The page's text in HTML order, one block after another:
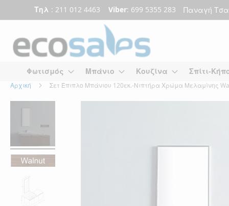
Τηλ : 211 012 4463 Viber: 699 5355 283 Παναγή
Μετάβαση
Φωτισμός
Μπάνιο Κουζίνα Σπίτι-
Αρχική Σετ Έπιπλο Μπάνιου 120εκ.-Νιπτήρα Χρώμα Μελαμίνης
end
of
the
images
beginning
of
the
images